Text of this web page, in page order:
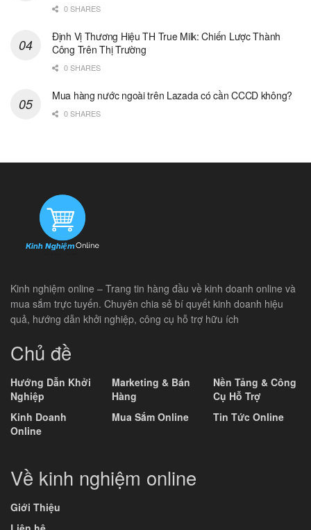
0 SHARES
Định Vị Thương Hiệu TH True Milk: Chiến Lược Thành
Công Trên Thị Trường
0 SHARES
Mua hàng nước ngoài trên Lazada có cần CCCD không?
0 SHARES
Kinh nghiệm online – Trang tin hàng đầu về kinh doanh online và
mua sắm trực tuyến. Chuyên chia sẻ bí quyết kinh doanh hiệu
quả, hướng dẫn khởi nghiệp, công cụ hỗ trợ hữu ích
Chủ đề
Hướng Dẫn Khởi
Nghiệp
Kinh Doanh
Online
Marketing & Bán
Hàng
Mua Sắm Online
Nền Tảng & Công
Cụ Hỗ Trợ
Tin Tức Online
Về kinh nghiệm online
Giới Thiệu